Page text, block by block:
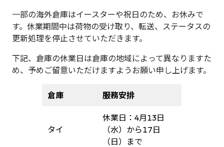
一部の海外倉庫はイースターや祝日のため、お休みで
す。休業期間中は荷物の受け取り、転送、ステータスの
更新処理を停止させていただきます。
下記、倉庫の休業日は倉庫の地域によって異なりますた
め、予めご留意いただけますようお願い申し上げます。
倉庫 服務安排
タイ
休業日：4月13日
（水）から17日
（日）まで